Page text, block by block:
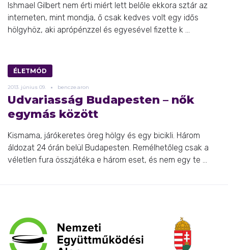
Ishmael Gilbert nem érti miért lett belőle ekkora sztár az
interneten, mint mondja, ő csak kedves volt egy idős
hölgyhöz, aki aprópénzzel és egyesével fizette k ...
ÉLETMÓD
2013. június 09. bencze.aron
Udvariasság Budapesten – nők
egymás között
Kismama, járókeretes öreg hölgy és egy bicikli. Három
áldozat 24 órán belül Budapesten. Remélhetőleg csak a
véletlen fura összjátéka e három eset, és nem egy te ...